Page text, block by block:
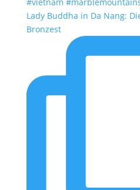
Lady Buddha in Da Nang:
Bronzest